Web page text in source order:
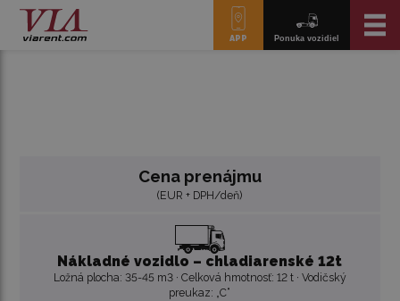
APP Ponuka vozidiel
Cena prenájmu
(EUR + DPH/deň)
Nákladné vozidlo – chladiarenské 12t
Ložná plocha: 35-45 m3 · Celková hmotnosť: 12 t · Vodičský
preukaz: „C“